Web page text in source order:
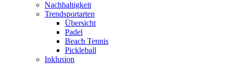
Nachhaltigkeit
Trendsportarten
Übersicht
Padel
Beach Tennis
Pickleball
Inklusion